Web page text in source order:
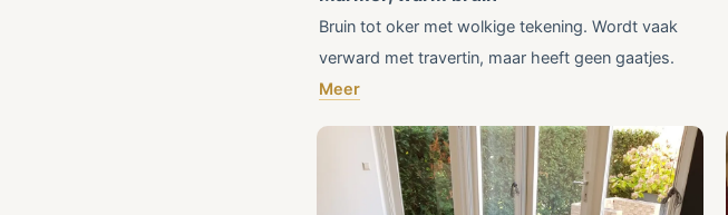
Bruin tot oker met wolkige tekening. Wordt vaak
verward met travertin, maar heeft geen gaatjes.
Meer